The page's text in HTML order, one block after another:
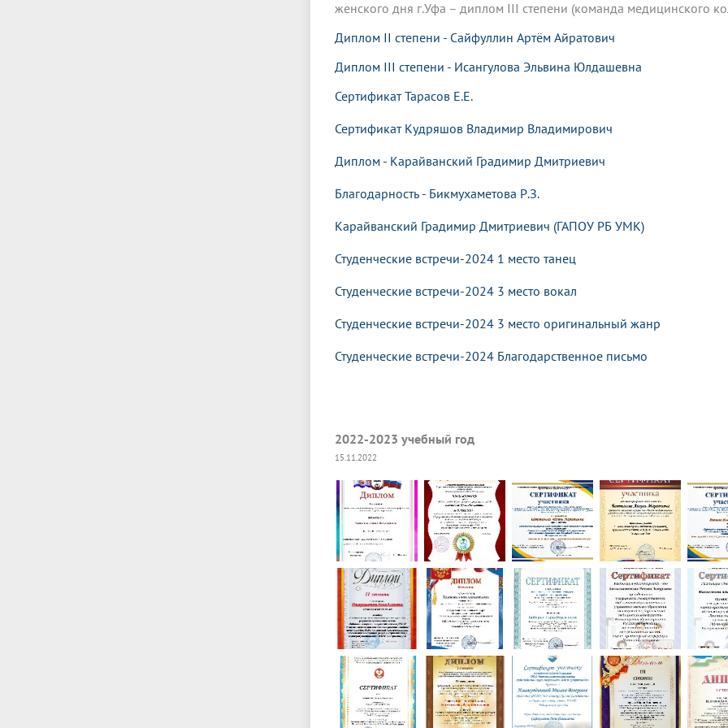
женского дня г.Уфа – диплом III степени (команда медицинского
Диплом II степени - Сайфуллин Артём Айратович
Диплом III степени - Исангулова Эльвина Юлдашевна
Сертификат Тарасов Е.Е.
Сертификат Кудряшов Владимир Владимирович
Диплом - Карайванский Градимир Дмитриевич
Благодарность - Бикмухаметова Р.З.
Карайванский Градимир Дмитриевич (ГАПОУ РБ УМК)
Студенческие встречи-2024 1 место танец
Студенческие встречи-2024 3 место вокал
Студенческие встречи-2024 3 место оригинальный жанр
Студенческие встречи-2024 Благодарственное письмо
2022-2023 учебный год
15.11.2022